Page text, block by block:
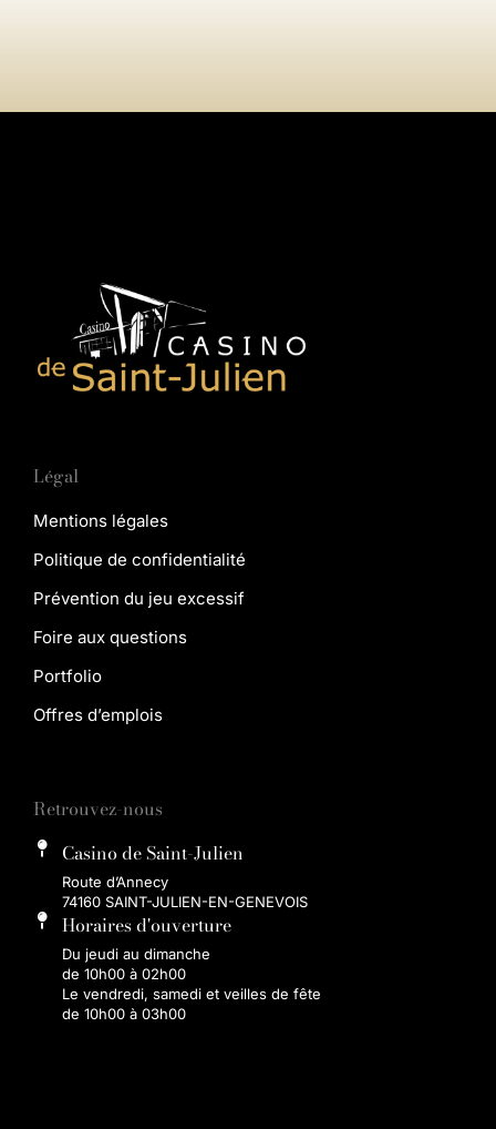
Légal
Mentions légales
Politique de confidentialité
Prévention du jeu excessif
Foire aux questions
Portfolio
Offres d’emplois
Retrouvez-nous
Casino de Saint-Julien
Route d’Annecy
74160 SAINT-JULIEN-EN-GENEVOIS
Horaires d'ouverture
Du jeudi au dimanche
de 10h00 à 02h00
Le vendredi, samedi et veilles de fête
de 10h00 à 03h00